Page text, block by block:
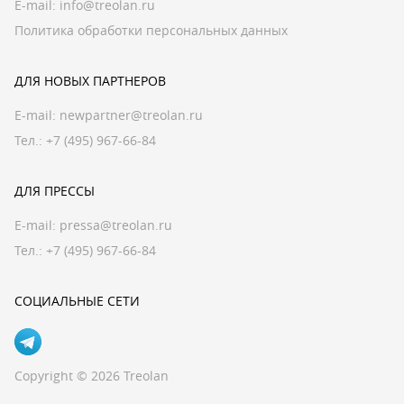
E-mail: info@treolan.ru
Политика обработки персональных данных
ДЛЯ НОВЫХ ПАРТНЕРОВ
E-mail: newpartner@treolan.ru
Тел.: +7 (495) 967-66-84
ДЛЯ ПРЕССЫ
E-mail: pressa@treolan.ru
Тел.: +7 (495) 967-66-84
СОЦИАЛЬНЫЕ СЕТИ
Copyright © 2026 Treolan